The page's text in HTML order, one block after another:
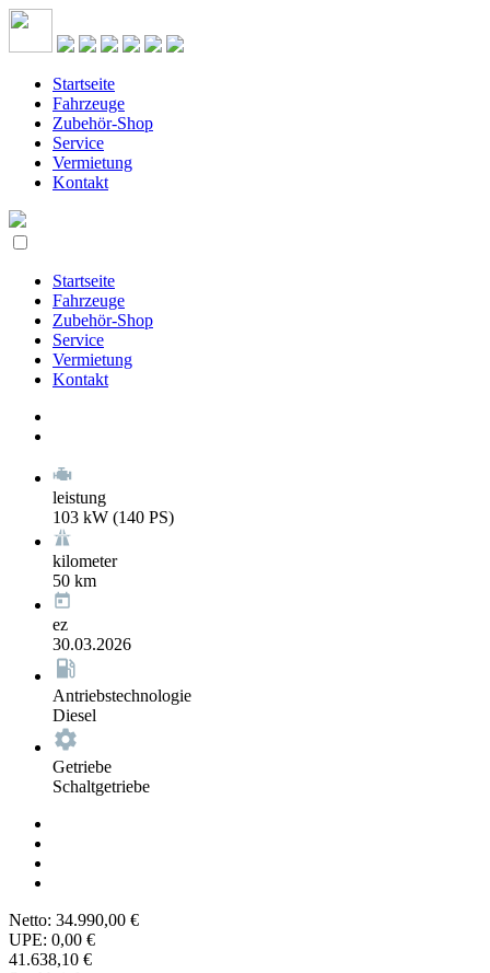
Startseite
Fahrzeuge
Zubehör-Shop
Service
Vermietung
Kontakt
Startseite
Fahrzeuge
Zubehör-Shop
Service
Vermietung
Kontakt
leistung
103 kW (140 PS)
kilometer
50 km
ez
30.03.2026
Antriebstechnologie
Diesel
Getriebe
Schaltgetriebe
Netto: 34.990,00 €
UPE: 0,00 €
41.638,10 €